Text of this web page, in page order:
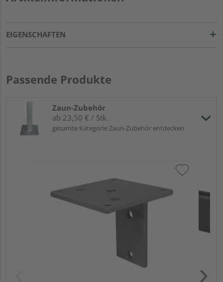
EIGENSCHAFTEN
Passende Produkte
Zaun-Zubehör
ab 23,50 € / Stk.
gesamte Kategorie Zaun-Zubehör entdecken